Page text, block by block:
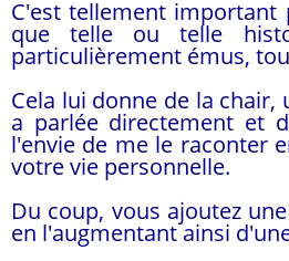
C'est tellement
que telle ou telle
particulièrement émus,
Cela lui donne de la chair,
a parlée directement et
l'envie de me le raconter
votre vie personnelle.
Du coup, vous ajoutez
en l'augmentant ainsi